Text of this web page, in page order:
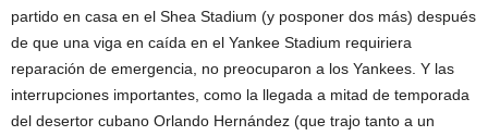
partido en casa en el Shea Stadium (y posponer dos más) después
de que una viga en caída en el Yankee Stadium requiriera
reparación de emergencia, no preocuparon a los Yankees. Y las
interrupciones importantes, como la llegada a mitad de temporada
del desertor cubano Orlando Hernández (que trajo tanto a un